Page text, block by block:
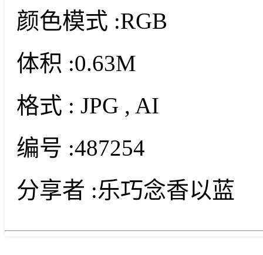
颜色模式 :RGB
体积 :0.63M
格式 : JPG , AI
编号 :487254
分享者 :乐巧念香以蓝